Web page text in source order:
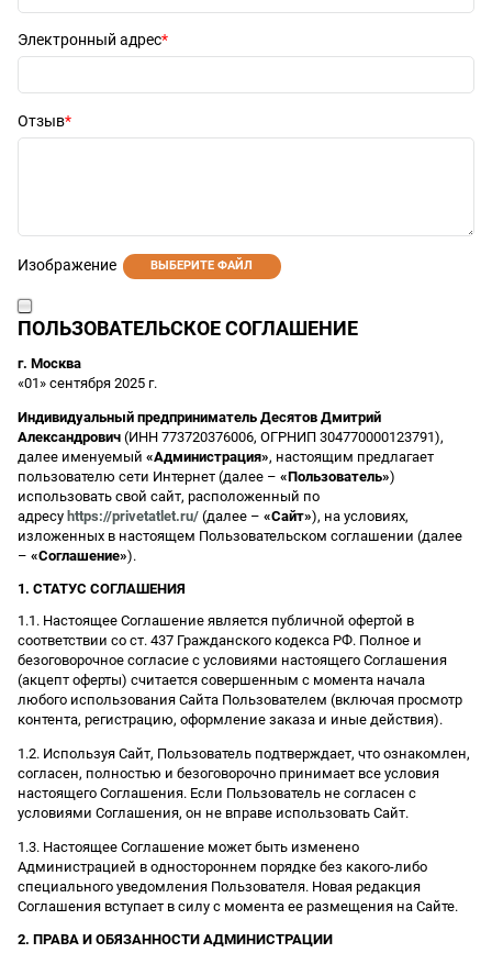
Электронный адрес
Отзыв
Изображение ВЫБЕРИТЕ ФАЙЛ
ПОЛЬЗОВАТЕЛЬСКОЕ СОГЛАШЕНИЕ
г. Москва
«01» сентября 2025 г.
Индивидуальный предприниматель Десятов Дмитрий
Александрович (ИНН 773720376006, ОГРНИП 304770000123791),
далее именуемый «Администрация», настоящим предлагает
пользователю сети Интернет (далее – «Пользователь»)
использовать свой сайт, расположенный по
адресу https://privetatlet.ru/ (далее – «Сайт»), на условиях,
изложенных в настоящем Пользовательском соглашении (далее
– «Соглашение»).
1. СТАТУС СОГЛАШЕНИЯ
1.1. Настоящее Соглашение является публичной офертой в
соответствии со ст. 437 Гражданского кодекса РФ. Полное и
безоговорочное согласие с условиями настоящего Соглашения
(акцепт оферты) считается совершенным с момента начала
любого использования Сайта Пользователем (включая просмотр
контента, регистрацию, оформление заказа и иные действия).
1.2. Используя Сайт, Пользователь подтверждает, что ознакомлен,
согласен, полностью и безоговорочно принимает все условия
настоящего Соглашения. Если Пользователь не согласен с
условиями Соглашения, он не вправе использовать Сайт.
1.3. Настоящее Соглашение может быть изменено
Администрацией в одностороннем порядке без какого-либо
специального уведомления Пользователя. Новая редакция
Соглашения вступает в силу с момента ее размещения на Сайте.
2. ПРАВА И ОБЯЗАННОСТИ АДМИНИСТРАЦИИ